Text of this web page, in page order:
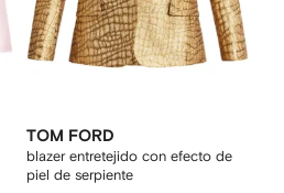
TOM FORD
blazer entretejido con efecto de
piel de serpiente